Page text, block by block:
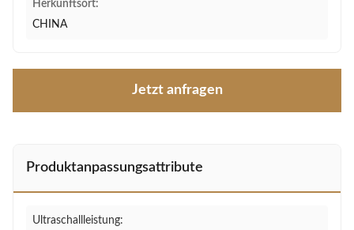
Herkunftsort:
CHINA
Jetzt anfragen
Produktanpassungsattribute
Ultraschallleistung: